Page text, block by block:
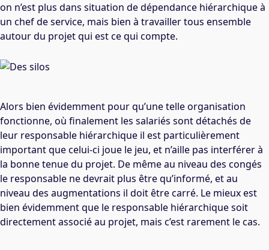
on n’est plus dans situation de dépendance hiérarchique à
un chef de service, mais bien à travailler tous ensemble
autour du projet qui est ce qui compte.
Alors bien évidemment pour qu’une telle organisation
fonctionne, où finalement les salariés sont détachés de
leur responsable hiérarchique il est particulièrement
important que celui-ci joue le jeu, et n’aille pas interférer à
la bonne tenue du projet. De même au niveau des congés
le responsable ne devrait plus être qu’informé, et au
niveau des augmentations il doit être carré. Le mieux est
bien évidemment que le responsable hiérarchique soit
directement associé au projet, mais c’est rarement le cas.